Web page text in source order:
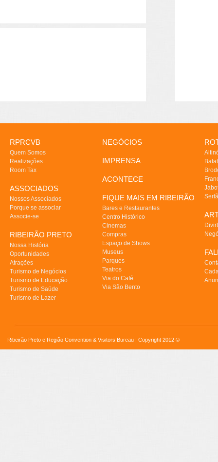
RPRCVB
Quem Somos
Realizações
Room Tax
ASSOCIADOS
Nossos Associados
Porque se associar
Associe-se
RIBEIRÃO PRETO
Nossa História
Oportunidades
Atrações
Turismo de Negócios
Turismo de Educação
Turismo de Saúde
Turismo de Lazer
NEGÓCIOS
IMPRENSA
ACONTECE
FIQUE MAIS EM RIBEIRÃO
Bares e Restaurantes
Centro Histórico
Cinemas
Compras
Espaço de Shows
Museus
Parques
Teatros
Via do Café
Via São Bento
Ribeirão Preto e Região Convention & Visitors Bureau | Copyright 2012 ©